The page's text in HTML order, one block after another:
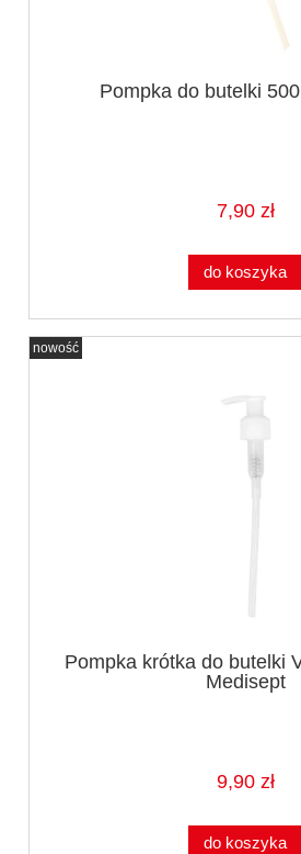
Pompka do butelki
7,90 zł
do koszyka
Pompka krótka do butelki
Medisept
9,90 zł
do koszyka
nowość